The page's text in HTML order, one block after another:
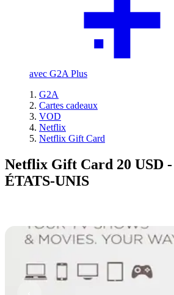
avec G2A Plus
G2A
Cartes cadeaux
VOD
Netflix
Netflix Gift Card
Netflix Gift Card 20 USD
ÉTATS-UNIS